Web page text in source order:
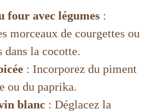
four avec légumes :
morceaux de courgettes ou
dans la cocotte.
: Incorporez du piment
ou du paprika.
blanc : Déglacez la